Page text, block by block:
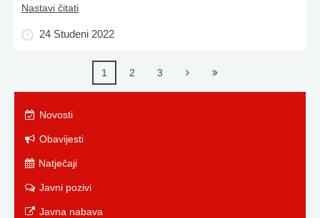
Nastavi čitati
24 Studeni 2022
1 2 3
Novosti
Obavijesti
Natječaji
Javni pozivi
Javna nabava